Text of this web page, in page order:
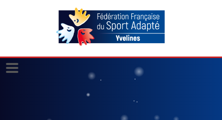
Panneau de gestion des cookies